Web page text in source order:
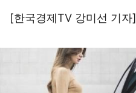
[한국경제TV 강미선 기자]